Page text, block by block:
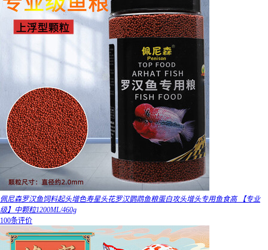
佩尼森罗汉鱼饲料起头增色寿星头花罗汉鹦鹉鱼粮蛋白攻头增头专用鱼食高 【专业
级】中颗粒1200ML/460g
100条评价